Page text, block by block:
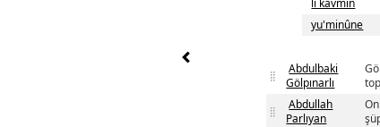
yu'minûne
Abdulbaki
Gölpınarlı
Abdullah
Parlıyan